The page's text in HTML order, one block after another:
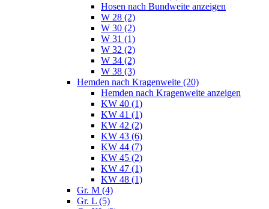
Hosen nach Bundweite anzeigen
W 28 (2)
W 30 (2)
W 31 (1)
W 32 (2)
W 34 (2)
W 38 (3)
Hemden nach Kragenweite (20)
Hemden nach Kragenweite anzeigen
KW 40 (1)
KW 41 (1)
KW 42 (2)
KW 43 (6)
KW 44 (7)
KW 45 (2)
KW 47 (1)
KW 48 (1)
Gr. M (4)
Gr. L (5)